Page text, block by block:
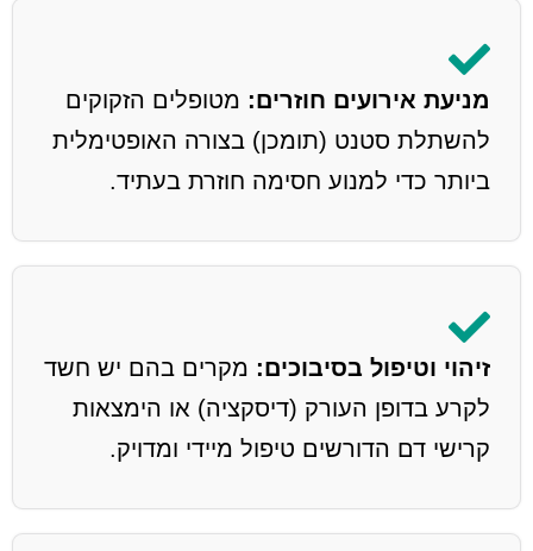
מניעת אירועים חוזרים: מטופלים הזקוקים
להשתלת סטנט (תומכן) בצורה האופטימלית
ביותר כדי למנוע חסימה חוזרת בעתיד.
זיהוי וטיפול בסיבוכים: מקרים בהם יש חשד
לקרע בדופן העורק (דיסקציה) או הימצאות
קרישי דם הדורשים טיפול מיידי ומדויק.